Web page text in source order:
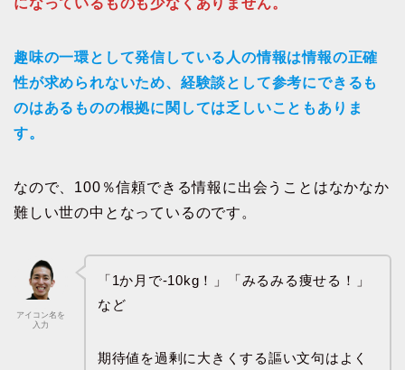
になっているものも少なくありません。
趣味の一環として発信している人の情報は情報の正確
性が求められないため、経験談として参考にできるも
のはあるものの根拠に関しては乏しいこともありま
す。
なので、100％信頼できる情報に出会うことはなかなか
難しい世の中となっているのです。
アイコン名を
入力
「1か月で-10kg！」「みるみる痩せる！」
など
期待値を過剰に大きくする謳い文句はよく